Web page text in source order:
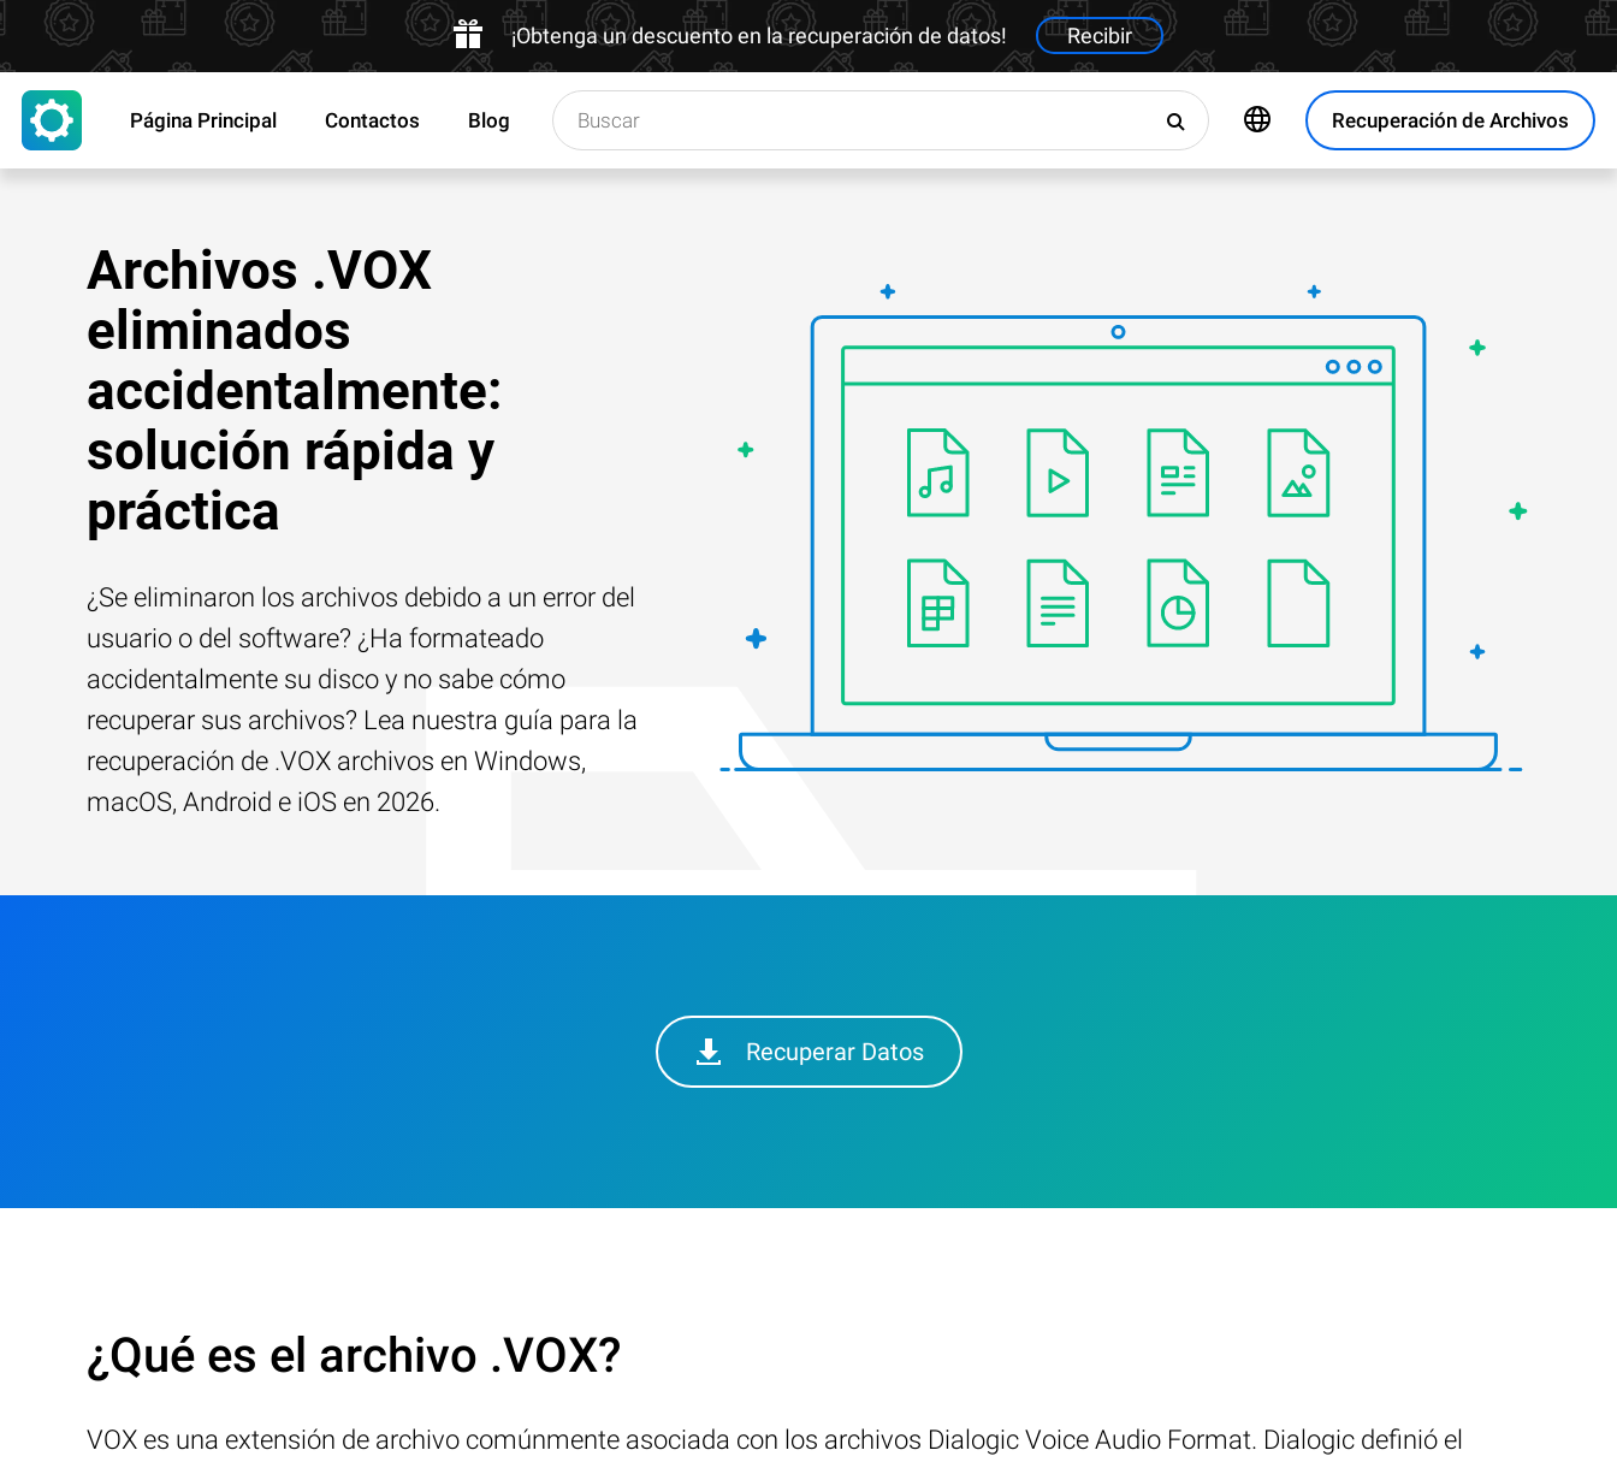
¡Obtenga un descuento en la recuperación de datos! Recibir
Recuperación de Archivos
Página Principal Contactos Blog
Archivos .VOX
eliminados
accidentalmente:
solución rápida y
práctica
¿Se eliminaron los archivos debido a un error del
usuario o del software? ¿Ha formateado
accidentalmente su disco y no sabe cómo
recuperar sus archivos? Lea nuestra guía para la
recuperación de .VOX archivos en Windows,
macOS, Android e iOS en 2026.
Recuperar Datos
¿Qué es el archivo .VOX?
VOX es una extensión de archivo comúnmente asociada con los archivos Dialogic Voice Audio Format. Dialogic definió el